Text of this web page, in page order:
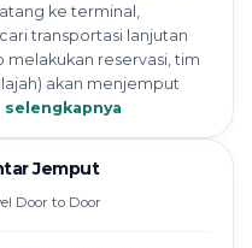
ke terminal,
transportasi lanjutan
melakukan reservasi, tim
akan menjemput
selengkapnya
Jemput
Door to Door